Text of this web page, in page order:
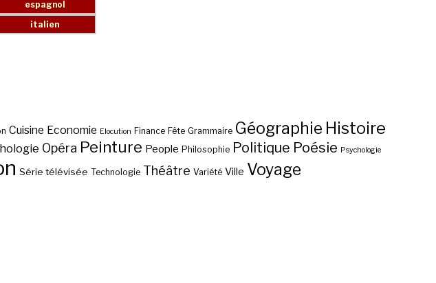
Cuisine Economie Elocution Finance Fête Grammaire Géographie Histoire
Opéra Peinture People Philosophie Politique Poésie Psychologie
Série télévisée Technologie Théâtre Variété Ville Voyage